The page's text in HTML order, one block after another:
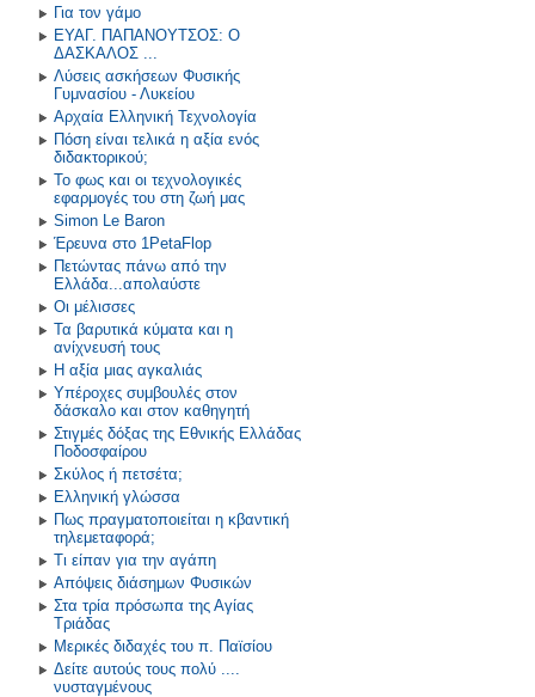
Για τον γάμο
ΕΥΑΓ. ΠΑΠΑΝΟΥΤΣΟΣ: O
ΔΑΣΚΑΛΟΣ ...
Λύσεις ασκήσεων Φυσικής
Γυμνασίου - Λυκείου
Αρχαία Ελληνική Τεχνολογία
Πόση είναι τελικά η αξία ενός
διδακτορικού;
Το φως και οι τεχνολογικές
εφαρμογές του στη ζωή μας
Simon Le Baron
Έρευνα στο 1PetaFlop
Πετώντας πάνω από την
Ελλάδα...απολαύστε
Οι μέλισσες
Τα βαρυτικά κύματα και η
ανίχνευσή τους
Η αξία μιας αγκαλιάς
Υπέροχες συμβουλές στον
δάσκαλο και στον καθηγητή
Στιγμές δόξας της Εθνικής Ελλάδας
Ποδοσφαίρου
Σκύλος ή πετσέτα;
Ελληνική γλώσσα
Πως πραγματοποιείται η κβαντική
τηλεμεταφορά;
Τι είπαν για την αγάπη
Απόψεις διάσημων Φυσικών
Στα τρία πρόσωπα της Αγίας
Τριάδας
Μερικές διδαχές του π. Παϊσίου
Δείτε αυτούς τους πολύ ....
νυσταγμένους